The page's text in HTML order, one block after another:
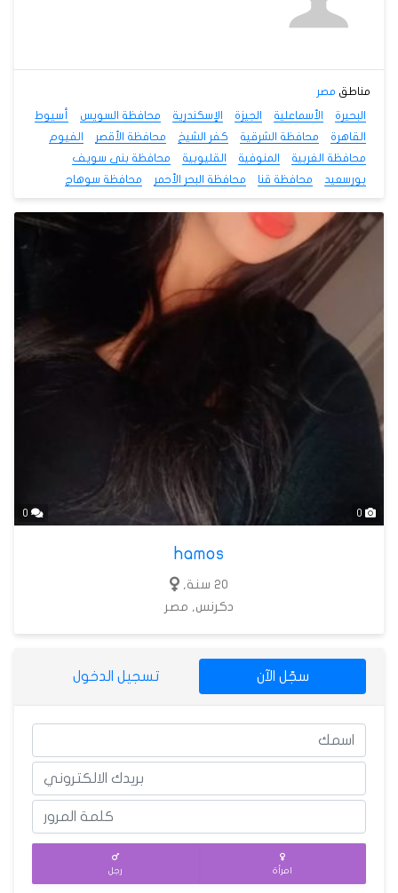
مناطق مصر
البحيرة
الأسماعلية الجيزة الإسكندرية محافظة السويس
أسيوط
القاهرة
محافظة الشرقية كفر الشيخ محافظة الأقصر
الفيوم
محافظة الغربية
المنوفية القليوبية
محافظة بنى سويف
بورسعيد
محافظة قنا محافظة البحر الأحمر محافظة سوهاج
hamos
20 سنة,
دكرنس, مصر
سجّل الآن تسجيل الدخول
امرأة رجل